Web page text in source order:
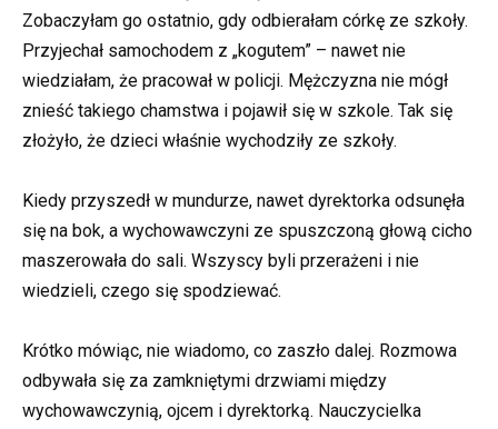
Zobaczyłam go ostatnio, gdy odbierałam córkę ze szkoły.
Przyjechał samochodem z „kogutem” – nawet nie
wiedziałam, że pracował w policji. Mężczyzna nie mógł
znieść takiego chamstwa i pojawił się w szkole. Tak się
złożyło, że dzieci właśnie wychodziły ze szkoły.
Kiedy przyszedł w mundurze, nawet dyrektorka odsunęła
się na bok, a wychowawczyni ze spuszczoną głową cicho
maszerowała do sali. Wszyscy byli przerażeni i nie
wiedzieli, czego się spodziewać.
Krótko mówiąc, nie wiadomo, co zaszło dalej. Rozmowa
odbywała się za zamkniętymi drzwiami między
wychowawczynią, ojcem i dyrektorką. Nauczycielka